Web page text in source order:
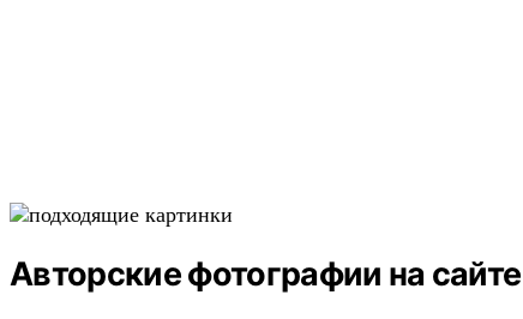
Авторские фотографии на сайте